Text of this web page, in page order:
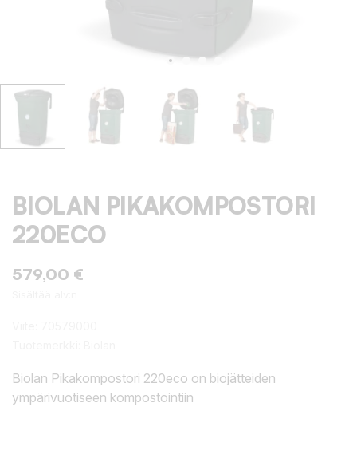
BIOLAN PIKAKOMPOSTORI
220ECO
579,00 €
Biolan Pikakompostori 220eco on biojätteiden
ympärivuotiseen kompostointiin